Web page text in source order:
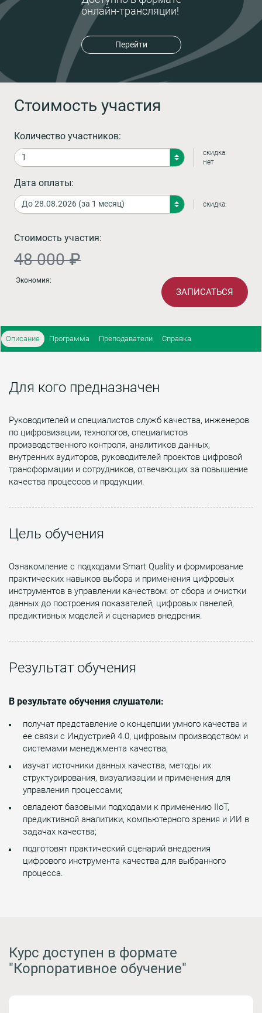
онлайн-трансляции!
Перейти
Стоимость участия
Количество участников:
скидка:
нет
Дата оплаты:
скидка:
Стоимость участия:
48 000 ₽
Экономия:
ЗАПИСАТЬСЯ
Описание Программа Преподаватели Справка
Для кого предназначен
Руководителей и специалистов служб качества, инженеров
по цифровизации, технологов, специалистов
производственного контроля, аналитиков данных,
внутренних аудиторов, руководителей проектов цифровой
трансформации и сотрудников, отвечающих за повышение
качества процессов и продукции.
Цель обучения
Ознакомление с подходами Smart Quality и формирование
практических навыков выбора и применения цифровых
инструментов в управлении качеством: от сбора и очистки
данных до построения показателей, цифровых панелей,
предиктивных моделей и сценариев внедрения.
Результат обучения
В результате обучения слушатели:
получат представление о концепции умного качества и
ее связи с Индустрией 4.0, цифровым производством и
системами менеджмента качества;
изучат источники данных качества, методы их
структурирования, визуализации и применения для
управления процессами;
овладеют базовыми подходами к применению IIoT,
предиктивной аналитики, компьютерного зрения и ИИ в
задачах качества;
подготовят практический сценарий внедрения
цифрового инструмента качества для выбранного
процесса.
Курс доступен в формате
"Корпоративное обучение"